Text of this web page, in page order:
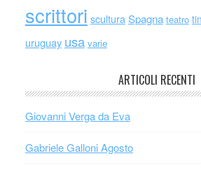
scrittori scultura Spagna teatro
uruguay usa varie
ARTICOLI RECENTI
Giovanni Verga da Eva
Gabriele Galloni Agosto